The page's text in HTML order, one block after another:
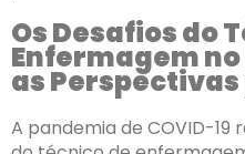
Os Desafios do
Enfermagem
as
A pandemia de COVID-